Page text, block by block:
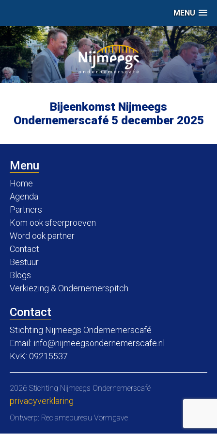
MENU
Bijeenkomst Nijmeegs
Ondernemerscafé 5 december 2025
Menu
Home
Agenda
Partners
Kom ook sfeerproeven
Word ook partner
Contact
Bestuur
Blogs
Verkiezing & Ondernemerspitch
Contact
Stichting Nijmeegs Ondernemerscafé
Email: info@nijmeegsondernemerscafe.nl
KvK: 09215537
2026 Stichting Nijmeegs Ondernemerscafé
privacyverklaring
Ontwerp: Reclamebureau Vormgave